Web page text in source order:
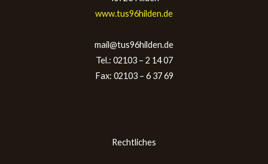
www.tus96hilden.de
mail@tus96hilden.de
Tel.: 02103 – 2 14 07
Fax: 02103 – 6 37 69
Rechtliches